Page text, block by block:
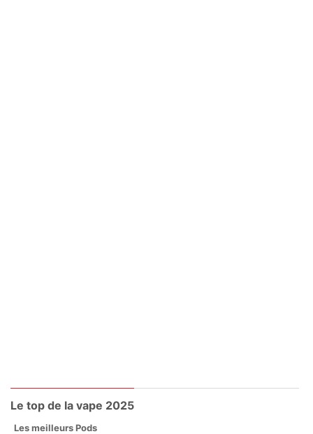
Le top de la vape 2025
Les meilleurs Pods